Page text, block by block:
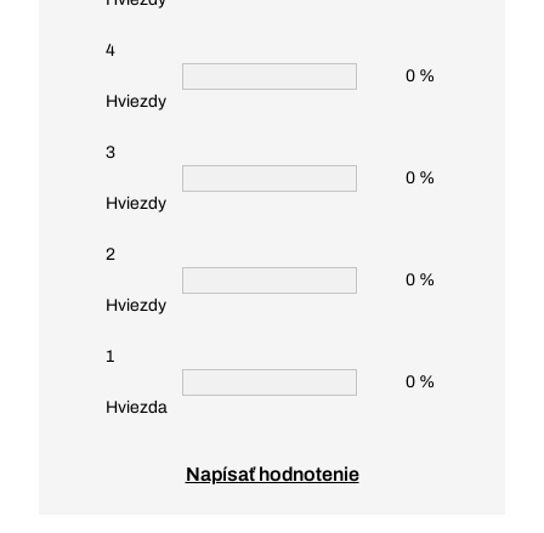
4
Hviezdy
0 %
3
Hviezdy
0 %
2
Hviezdy
0 %
1
Hviezda
0 %
Napísať hodnotenie